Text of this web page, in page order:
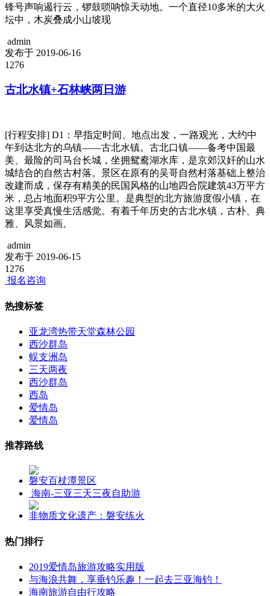
锋号声响遏行云，锣鼓唢呐惊天动地。一个直径10多米的大火
坛中，木炭叠成小山坡现
admin
发布于 2019-06-16
1276
古北水镇+石林峡两日游
[行程安排] D1：早指定时间、地点出发，一路观光，大约中
午到达北方的乌镇——古北水镇。古北口镇——备考中国最
美、最险的司马台长城，坐拥鸳鸯湖水库，是京郊汉奸的山水
城结合的自然古村落。景区在原有的吴哥自然村落基础上整治
改建而成，保存有精美的民国风格的山地四合院建筑43万平方
米，总占地面积9平方公里。是典型的北方旅游度假小镇，在
这里享受真慢生活感觉。有着千年历史的古北水镇，古朴、典
雅、风景如画。
admin
发布于 2019-06-15
1276
报名咨询
热搜标签
亚龙湾热带天堂森林公园
西沙群岛
蜈支洲岛
三天两夜
西沙群岛
西岛
爱情岛
爱情岛
推荐路线
磐安百杖潭景区
海南-三亚三天三夜自助游
非物质文化遗产：磐安练火
热门排行
2019爱情岛旅游攻略实用版
与海浪共舞，享垂钓乐趣！一起去三亚海钓！
海南旅游自由行攻略